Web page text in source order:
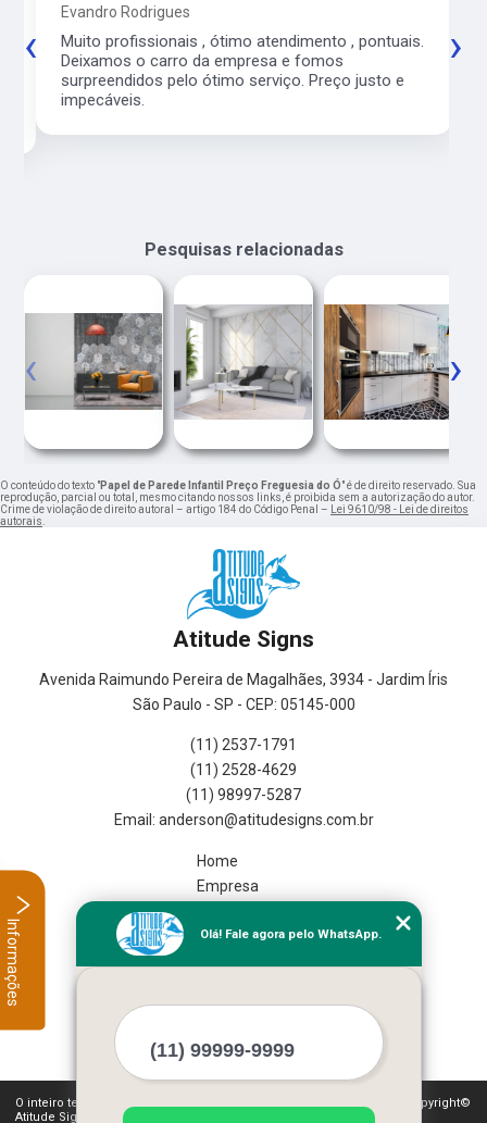
Evandro Rodrigues
Muito profissionais , ótimo atendimento , pontuais.
Deixamos o carro da empresa e fomos
surpreendidos pelo ótimo serviço. Preço justo e
impecáveis.
‹ ›
Pesquisas relacionadas
‹ ›
O conteúdo do texto "Papel de Parede Infantil Preço Freguesia do Ó" é de direito reservado. Sua
reprodução, parcial ou total, mesmo citando nossos links, é proibida sem a autorização do autor.
Crime de violação de direito autoral – artigo 184 do Código Penal – Lei 9610/98 - Lei de direitos
autorais.
Atitude Signs
Avenida Raimundo Pereira de Magalhães, 3934 - Jardim Íris
São Paulo - SP - CEP: 05145-000
(11) 2537-1791
(11) 2528-4629
(11) 98997-5287
Home
Empresa
Serviços
Mais Serviços
O inteiro teor deste site está sujeito à proteção de direitos autorais. Copyright©
Atitude Signs (Lei 9610 de 19/02/1998)
Olá! Fale agora pelo WhatsApp.
Informações